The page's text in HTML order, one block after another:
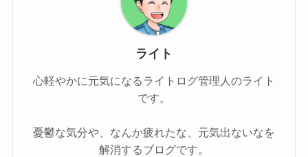
ライト
心軽やかに元気になるライトログ管理人のライト
です。
憂鬱な気分や、なんか疲れたな、元気出ないなを
解消するブログです。